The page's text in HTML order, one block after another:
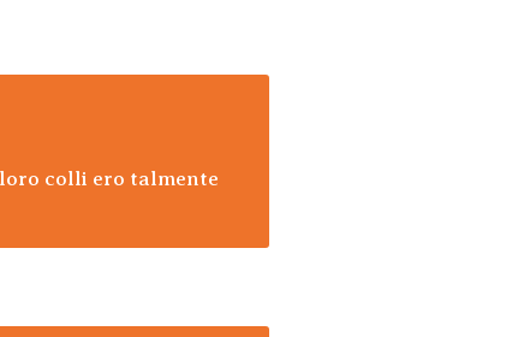
colli ero talmente